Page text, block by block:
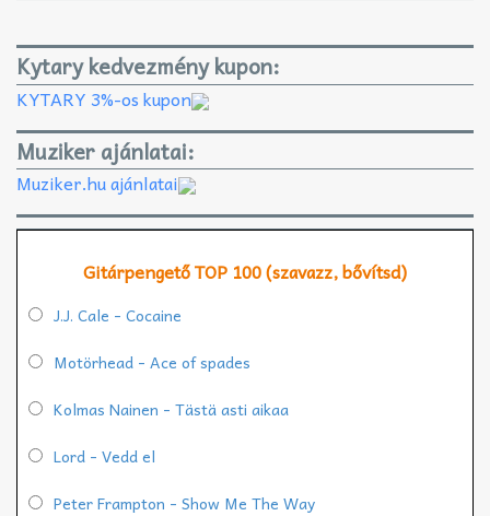
Kytary kedvezmény kupon:
KYTARY 3%-os kupon
Muziker ajánlatai:
Muziker.hu ajánlatai
Gitárpengető TOP 100 (szavazz, bővítsd)
J.J. Cale - Cocaine
Motörhead - Ace of spades
Kolmas Nainen - Tästä asti aikaa
Lord - Vedd el
Peter Frampton - Show Me The Way